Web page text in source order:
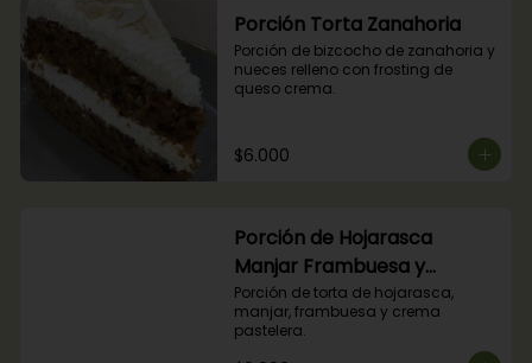
Porción Torta Zanahoria
Porción de bizcocho de zanahoria y
nueces relleno con frosting de
queso crema.
$6.000
Porción de Hojarasca
Manjar Frambuesa y
Crema Pastelera
Porción de torta de hojarasca,
manjar, frambuesa y crema
pastelera.